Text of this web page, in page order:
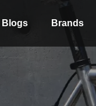
Blogs Brands